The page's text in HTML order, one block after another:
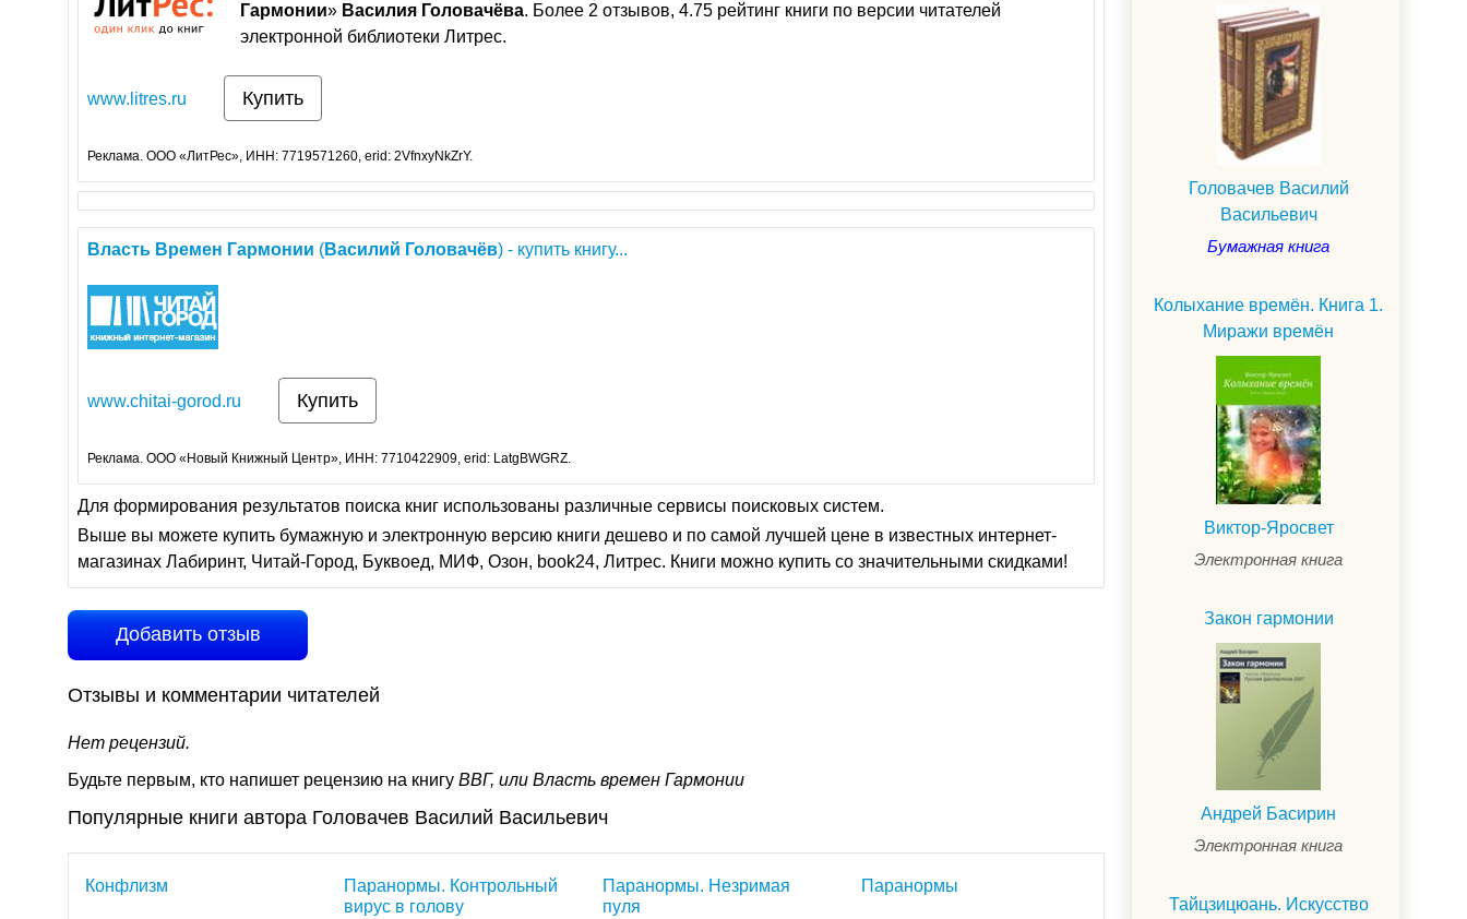
Гармонии» Василия Головачёва. Более 2 отзывов, 4.75 рейтинг книги по версии читателей
электронной библиотеки Литрес.
www.litres.ru Купить
Реклама. ООО «ЛитРес», ИНН: 7719571260, erid: 2VfnxyNkZrY.
Власть Времен Гармонии (Василий Головачёв) - купить книгу...
www.chitai-gorod.ru Купить
Реклама. ООО «Новый Книжный Центр», ИНН: 7710422909, erid: LatgBWGRZ.
Для формирования результатов поиска книг использованы различные сервисы поисковых систем.
Выше вы можете купить бумажную и электронную версию книги дешево и по самой лучшей цене в известных интернет-
магазинах Лабиринт, Читай-Город, Буквоед, МИФ, Озон, book24, Литрес. Книги можно купить со значительными скидками!
Добавить отзыв
Отзывы и комментарии читателей
Нет рецензий.
Будьте первым, кто напишет рецензию на книгу ВВГ, или Власть времен Гармонии
Популярные книги автора Головачев Василий Васильевич
Конфлизм
Паранормы. Контрольный
вирус в голову
Паранормы. Незримая
пуля
Паранормы
Головачев Василий
Васильевич
Бумажная книга
Колыхание времён. Книга 1.
Миражи времён
Виктор-Яросвет
Электронная книга
Закон гармонии
Андрей Басирин
Электронная книга
Тайцзицюань. Искусство